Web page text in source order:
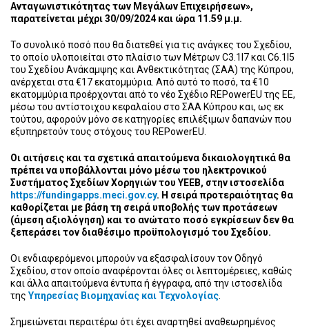
Ανταγωνιστικότητας των Μεγάλων Επιχειρήσεων»,
παρατείνεται μέχρι 30/09/2024 και ώρα 11.59 μ.μ.
Το συνολικό ποσό που θα διατεθεί για τις ανάγκες του Σχεδίου,
το οποίο υλοποιείται στο πλαίσιο των Μέτρων C3.1I7 και C6.1I5
του Σχεδίου Ανάκαμψης και Ανθεκτικότητας (ΣΑΑ) της Κύπρου,
ανέρχεται στα €17 εκατομμύρια. Από αυτό το ποσό, τα €10
εκατομμύρια προέρχονται από το νέο Σχέδιο REPowerEU της ΕΕ,
μέσω του αντίστοιχου κεφαλαίου στο ΣΑΑ Κύπρου και, ως εκ
τούτου, αφορούν μόνο σε κατηγορίες επιλέξιμων δαπανών που
εξυπηρετούν τους στόχους του REPowerEU.
Οι αιτήσεις και τα σχετικά απαιτούμενα δικαιολογητικά θα
πρέπει να υποβάλλονται μόνο μέσω του ηλεκτρονικού
Συστήματος Σχεδίων Χορηγιών του ΥΕΕΒ, στην ιστοσελίδα
https://fundingapps.meci.gov.cy. Η σειρά προτεραιότητας θα
καθορίζεται με βάση τη σειρά υποβολής των προτάσεων
(άμεση αξιολόγηση) καιτο ανώτατο ποσό εγκρίσεων δεν θα
ξεπεράσει τον διαθέσιμο προϋπολογισμό του Σχεδίου.
Οι ενδιαφερόμενοι μπορούν να εξασφαλίσουν τον Οδηγό
Σχεδίου, στον οποίο αναφέρονται όλες οι λεπτομέρειες, καθώς
και άλλα απαιτούμενα έντυπα ή έγγραφα, από την ιστοσελίδα
της Υπηρεσίας Βιομηχανίας και Τεχνολογίας
Σημειώνεται περαιτέρω ότι έχει αναρτηθεί αναθεωρημένος